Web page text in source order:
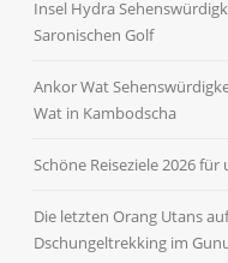
Insel Hydra
Saronischen Golf
Ankor Wat
Wat in Kambodscha
Schöne Reiseziele 2026
Die letzten Orang Utans
Dschungeltrekking im